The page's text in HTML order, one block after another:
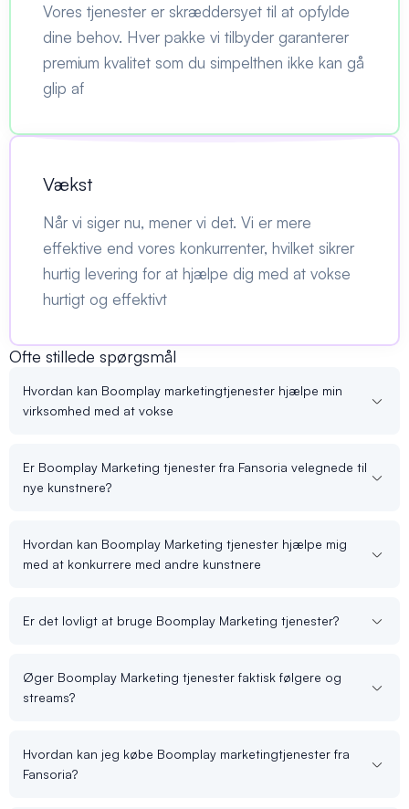
Vores tjenester er skræddersyet til at opfylde
dine behov. Hver pakke vi tilbyder garanterer
premium kvalitet som du simpelthen ikke kan gå
glip af
Vækst
Når vi siger nu, mener vi det. Vi er mere
effektive end vores konkurrenter, hvilket sikrer
hurtig levering for at hjælpe dig med at vokse
hurtigt og effektivt
Ofte stillede spørgsmål
Hvordan kan Boomplay marketingtjenester hjælpe min
virksomhed med at vokse
Er Boomplay Marketing tjenester fra Fansoria velegnede til
nye kunstnere?
Hvordan kan Boomplay Marketing tjenester hjælpe mig
med at konkurrere med andre kunstnere
Er det lovligt at bruge Boomplay Marketing tjenester?
Øger Boomplay Marketing tjenester faktisk følgere og
streams?
Hvordan kan jeg købe Boomplay marketingtjenester fra
Fansoria?